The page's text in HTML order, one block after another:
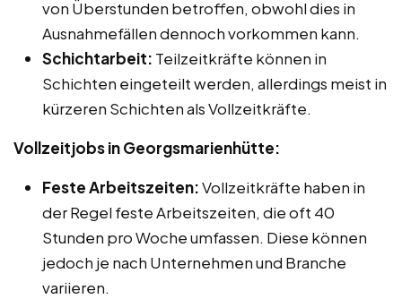
von Überstunden betroffen, obwohl dies in
Ausnahmefällen dennoch vorkommen kann.
Schichtarbeit: Teilzeitkräfte können in
Schichten eingeteilt werden, allerdings meist in
kürzeren Schichten als Vollzeitkräfte.
Vollzeitjobs in Georgsmarienhütte:
Feste Arbeitszeiten:Vollzeitkräfte haben in
der Regel feste Arbeitszeiten, die oft 40
Stunden pro Woche umfassen. Diese können
jedoch je nach Unternehmen und Branche
variieren.